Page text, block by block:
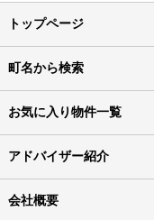
トップページ
町名から検索
お気に入り物件一覧
アドバイザー紹介
会社概要